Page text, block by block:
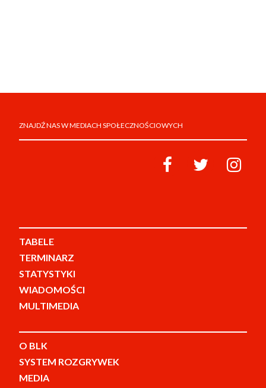
ZNAJDŹ NAS W MEDIACH SPOŁECZNOŚCIOWYCH
TABELE
TERMINARZ
STATYSTYKI
WIADOMOŚCI
MULTIMEDIA
O BLK
SYSTEM ROZGRYWEK
MEDIA